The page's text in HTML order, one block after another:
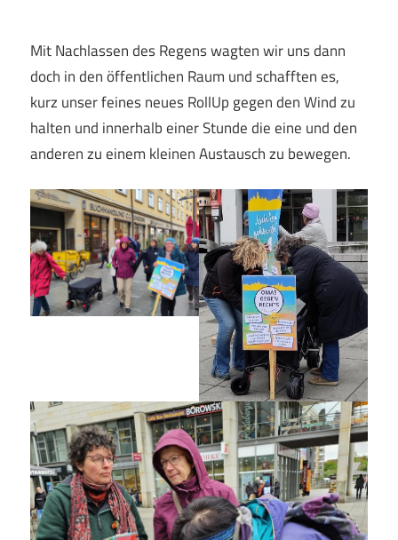
Mit Nachlassen des Regens wagten wir uns dann
doch in den öffentlichen Raum und schafften es,
kurz unser feines neues RollUp gegen den Wind zu
halten und innerhalb einer Stunde die eine und den
anderen zu einem kleinen Austausch zu bewegen.